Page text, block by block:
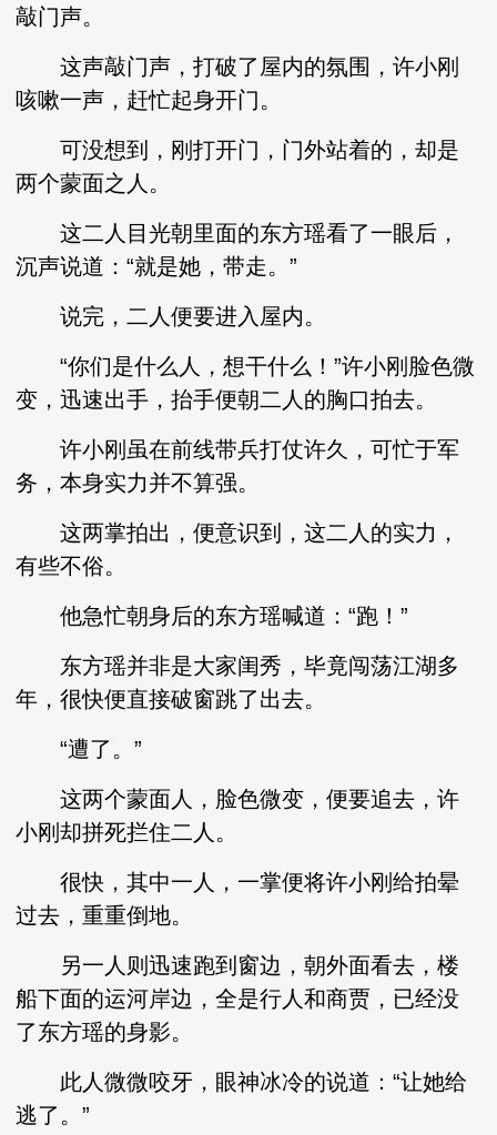
敲门声。
这声敲门声，打破了屋内的氛围，许小刚
咳嗽一声，赶忙起身开门。
可没想到，刚打开门，门外站着的，却是
两个蒙面之人。
这二人目光朝里面的东方瑶看了一眼后，
沉声说道：“就是她，带走。”
说完，二人便要进入屋内。
“你们是什么人，想干什么！”许小刚脸色微
变，迅速出手，抬手便朝二人的胸口拍去。
许小刚虽在前线带兵打仗许久，可忙于军
务，本身实力并不算强。
这两掌拍出，便意识到，这二人的实力，
有些不俗。
他急忙朝身后的东方瑶喊道：“跑！”
东方瑶并非是大家闺秀，毕竟闯荡江湖多
年，很快便直接破窗跳了出去。
“遭了。”
这两个蒙面人，脸色微变，便要追去，许
小刚却拼死拦住二人。
很快，其中一人，一掌便将许小刚给拍晕
过去，重重倒地。
另一人则迅速跑到窗边，朝外面看去，楼
船下面的运河岸边，全是行人和商贾，已经没
了东方瑶的身影。
此人微微咬牙，眼神冰冷的说道：“让她给
逃了。”